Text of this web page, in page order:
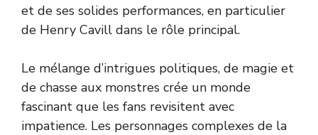
et de ses solides performances, en particulier
de Henry Cavill dans le rôle principal.
Le mélange d’intrigues politiques, de magie et
de chasse aux monstres crée un monde
fascinant que les fans revisitent avec
impatience. Les personnages complexes de la